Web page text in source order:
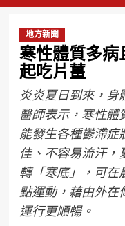
地方新聞
寒性體質多病
起吃片薑
炎炎夏日到來，身
醫師表示，寒性體
能發生各種鬱滯症
佳、不容易流汗，
轉「寒底」，可在
點運動，藉由外在
運行更順暢。